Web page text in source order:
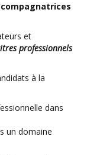
et
professionnels
à la
dans
un domaine